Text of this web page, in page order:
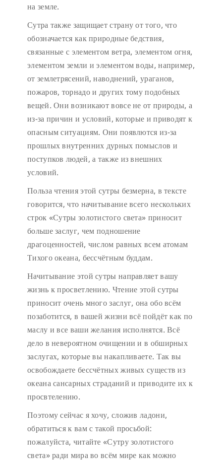
на земле.
Сутра также защищает страну от того, что
обозначается как природные бедствия,
связанные с элементом ветра, элементом огня,
элементом земли и элементом воды, например,
от землетрясений, наводнений, ураганов,
пожаров, торнадо и других тому подобных
вещей. Они возникают вовсе не от природы, а
из-за причин и условий, которые и приводят к
опасным ситуациям. Они появлются из-за
прошлых внутренних дурных помыслов и
поступков людей, а также из внешних
условий.
Польза чтения этой сутры безмерна, в тексте
говорится, что начитывание всего нескольких
строк «Сутры золотистого света» приносит
больше заслуг, чем подношение
драгоценностей, числом равных всем атомам
Тихого океана, бессчётным буддам.
Начитывание этой сутры направляет вашу
жизнь к просветлению. Чтение этой сутры
приносит очень много заслуг, она обо всём
позаботится, в вашей жизни всё пойдёт как по
маслу и все ваши желания исполнятся. Всё
дело в невероятном очищении и в обширных
заслугах, которые вы накапливаете. Так вы
освобождаете бессчётных живых существ из
океана сансарных страданий и приводите их к
просвтелению.
Поэтому сейчас я хочу, сложив ладони,
обратиться к вам с такой просьбой:
пожалуйста, читайте «Сутру золотистого
света» ради мира во всём мире как можно